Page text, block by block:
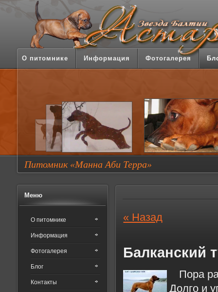
О питомнике Информация Фотогалерея
Питомник «Манна Аби Терра»
« Назад
Балканский
Пора
Долго и
Меню
О питомнике
Информация
Фотогалерея
Блог
Контакты